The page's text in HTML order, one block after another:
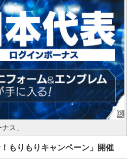
ス」
！もりもりキャンペーン」開催